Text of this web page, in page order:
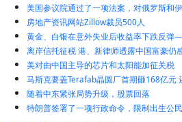
美国参议院通过了一项法案，对俄罗斯和伊
房地产资讯网站Zillow裁员500人
黄金、白银在意外失业后收益率下跌反
离岸信托征税 港、新律师透露中国富豪仍
美对由中国主导的芯片和太阳能加征关税
马斯克要盖Terafab晶圆厂首期砸168亿元
随着中东紧张局势升级，股票回落
特朗普签署了一项行政命令，限制出生公